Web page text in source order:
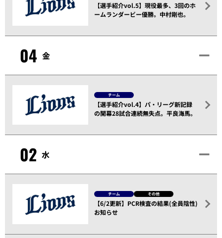
【選手紹介vol.5】現役最多、3回のホ
ームランダービー優勝。中村剛也。
04 金
チーム
【選手紹介vol.4】パ・リーグ新記録
の開幕28試合連続無失点。平良海馬。
02 水
チーム その他
【6/2更新】PCR検査の結果(全員陰性)
お知らせ